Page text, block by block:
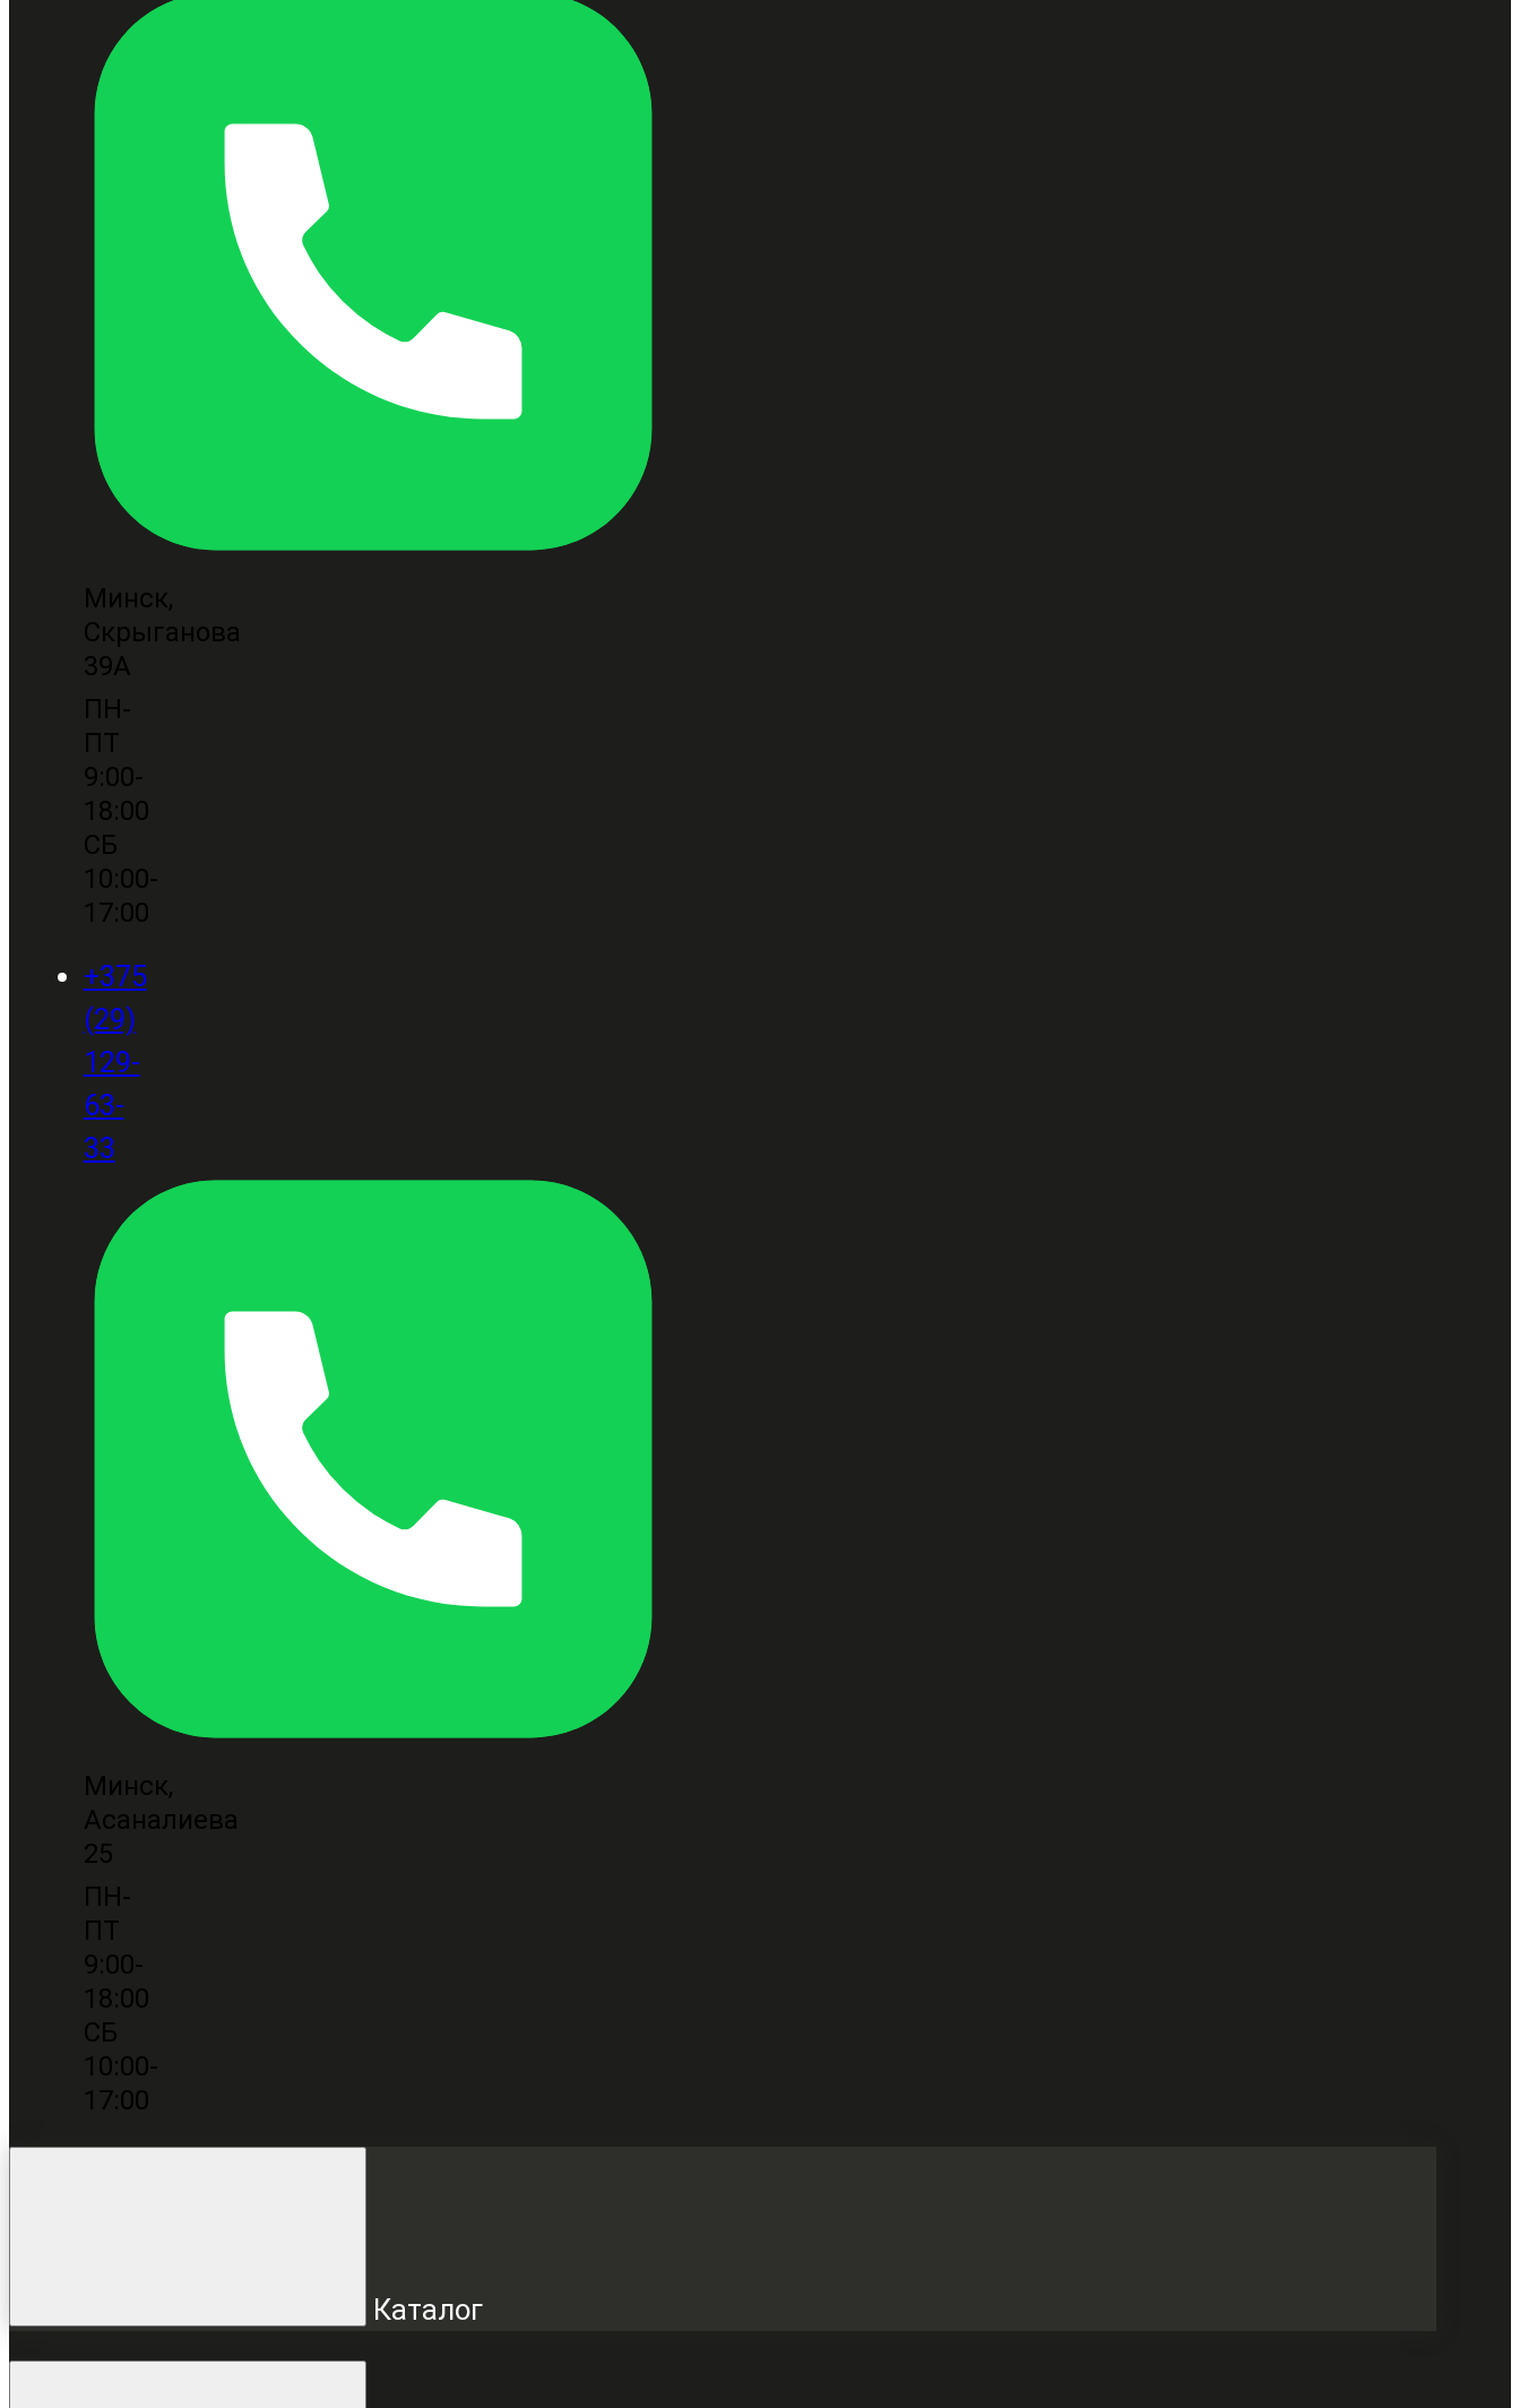
Минск,
Скрыганова
39А
ПН-
ПТ
9:00-
18:00
СБ
10:00-
17:00
+375
(29)
129-
63-
33
Минск,
Асаналиева
25
ПН-
ПТ
9:00-
18:00
СБ
10:00-
17:00
Каталог